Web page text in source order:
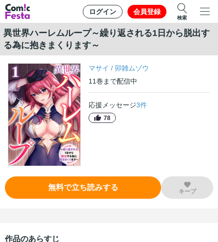
ログイン 会員登録
検索
異世界ハーレムループ～繰り返される1日から脱出す
る為に抱きまくります～
マサイ / 卯雑ムゾウ
11巻 まで配信中
応援メッセージ3件
78
無料で立ち読みする キープ
作品のあらすじ